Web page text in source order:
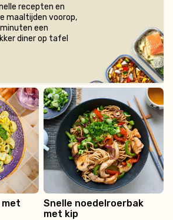
recepten en
maaltijden voorop,
een
diner op tafel
met
Snelle noedelroerbak
met kip